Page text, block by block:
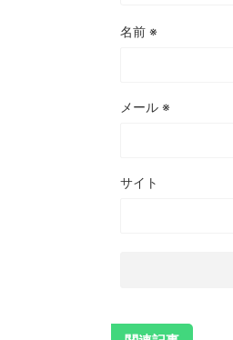
名前 ※
メール ※
サイト